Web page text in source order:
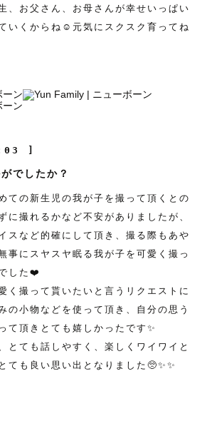
、お父さん、お母さんが幸せいっぱい
いくからね☺️元気にスクスク育ってね
]
はいかがでしたか？
ての新生児の我が子を撮って頂くとの
に撮れるかなど不安がありましたが、
スなど的確にして頂き、撮る際もあや
事にスヤスヤ眠る我が子を可愛く撮っ
した❤️
く撮って貰いたいと言うリクエストに
の小物などを使って頂き、自分の思う
て頂きとても嬉しかったです✨
とても話しやすく、楽しくワイワイと
ても良い思い出となりました🥺✨✨